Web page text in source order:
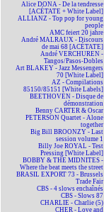
Alice DONA - De la tendresse
[ACÉTATE + White Label]
ALLIANZ - Top pop for young
people
AMC feiert 20 jahre
André MALRAUX - Discours
de mai 68 [ACÉTATE]
André VERCHUREN -
Tangos/Pasos-Dobles
Art BLAKEY - Jazz Messengers
70 [White Label]
AZ - Compilations
85150/85151 [White Labels]
BEETHOVEN - Disque de
démonstration
Benny CARTER & Oscar
PETERSON Quartet - Alone
together
Big Bill BROONZY - Last
session volume 1
Billy Joe ROYAL - Test
Pressing [White Label]
BOBBY & THE MIDNITES -
Where the beat meets the street
BRASIL EXPORT 73 - Brussels
Trade Fair
CBS - 4 slows enchaînés
CBS - Slows 87
CHARLIE - Charlie (5)
CHER - Love and